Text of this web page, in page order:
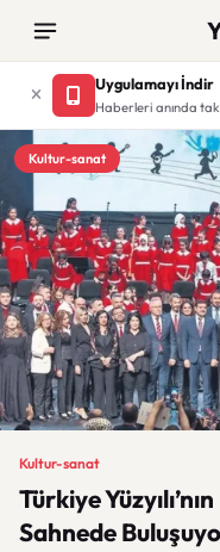
Uygulamayı İndir
Haberleri anında
Kultur-sanat
Kultur-sanat
Türkiye
Sahnede